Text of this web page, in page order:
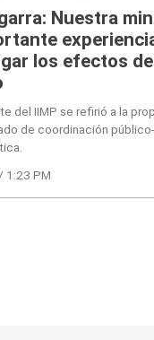
Nuestra
los efectos
del IIMP se refirió a la
de coordinación
PM